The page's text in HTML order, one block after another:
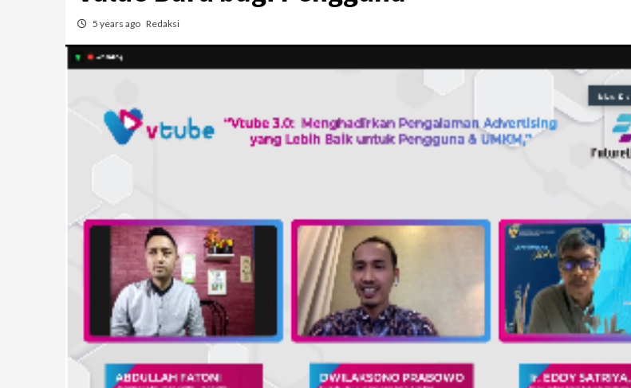
5 years ago Redaksi